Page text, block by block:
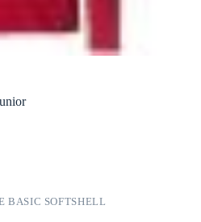
BASIC SOFTSHELL